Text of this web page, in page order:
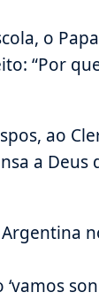
o
“Por
ao
a Deus